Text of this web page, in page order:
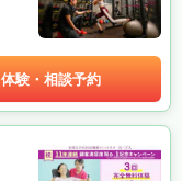
体験・相談予約